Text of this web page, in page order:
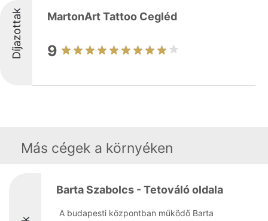
Díjazottak MartonArt Tattoo Cegléd
9
Más cégek a környéken
Barta Szabolcs - Tetováló oldala
A budapesti központban működő Barta